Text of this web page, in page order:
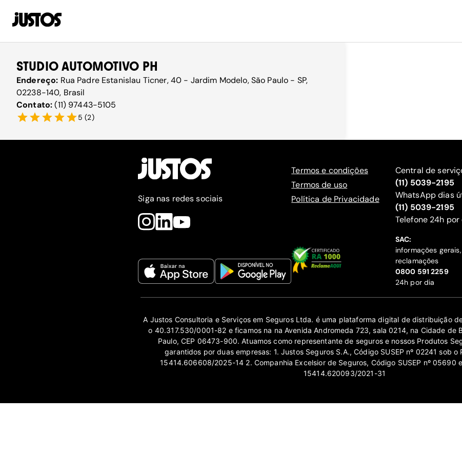
STUDIO AUTOMOTIVO PH
Endereço: Rua Padre Estanislau Ticner, 40 - Jardim Modelo, São Paulo - SP,
02238-140, Brasil
Contato:(11) 97443-5105
5 (2)
Siga nas redes sociais
Termos e condições
Termos de uso
Política de Privacidade
Central de
(11) 5039-2195
WhatsApp dias
(11) 5039-2195
‍Telefone 24h por
SAC:
informações
reclamações
‍0800 591 2259
24h por dia
A Justos Consultoria e Serviços em Seguros Ltda. é uma plataforma digital de distribuição
o 40.317.530/0001-82 e ficamos na na Avenida Andromeda 723, sala 0214, na Cidade de
Paulo, CEP 06473-900. Atuamos como representante de seguros e nossos Produtos
garantidos por duas empresas: 1. Justos Seguros S.A., Código SUSEP nº 02241 sob o
15414.606608/2025-14 2. Companhia Excelsior de Seguros, Código SUSEP nº 05690
15414.620093/2021-31